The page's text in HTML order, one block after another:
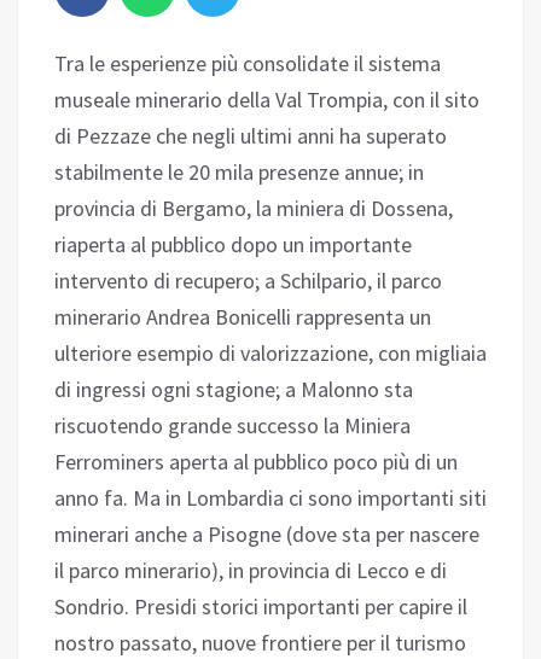
Tra le esperienze più consolidate il sistema
museale minerario della Val Trompia, con il sito
di Pezzaze che negli ultimi anni ha superato
stabilmente le 20 mila presenze annue; in
provincia di Bergamo, la miniera di Dossena,
riaperta al pubblico dopo un importante
intervento di recupero; a Schilpario, il parco
minerario Andrea Bonicelli rappresenta un
ulteriore esempio di valorizzazione, con migliaia
di ingressi ogni stagione; a Malonno sta
riscuotendo grande successo la Miniera
Ferrominers aperta al pubblico poco più di un
anno fa. Ma in Lombardia ci sono importanti siti
minerari anche a Pisogne (dove sta per nascere
il parco minerario), in provincia di Lecco e di
Sondrio. Presidi storici importanti per capire il
nostro passato, nuove frontiere per il turismo